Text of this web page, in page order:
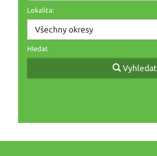
Lokalita:
Všechny okresy
Hledat
Vyhledat